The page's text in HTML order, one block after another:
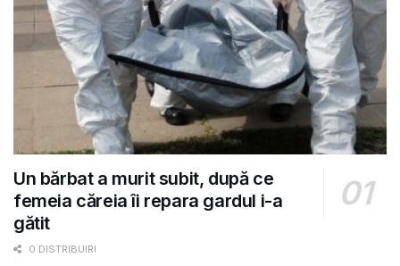
Un bărbat a murit subit, după ce
femeia căreia îi repara gardul i-a
gătit
0 DISTRIBUIRI